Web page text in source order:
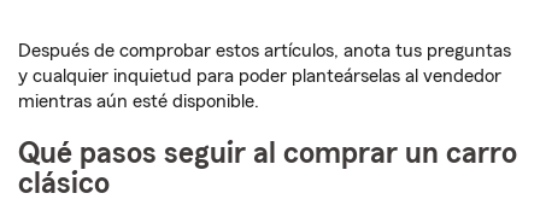
Después de comprobar estos artículos, anota tus preguntas
y cualquier inquietud para poder planteárselas al vendedor
mientras aún esté disponible.
Qué pasos seguir al comprar un carro
clásico